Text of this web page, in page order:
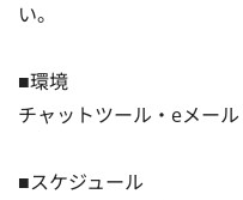
い。
■環境
チャットツール・eメー
■スケジュール